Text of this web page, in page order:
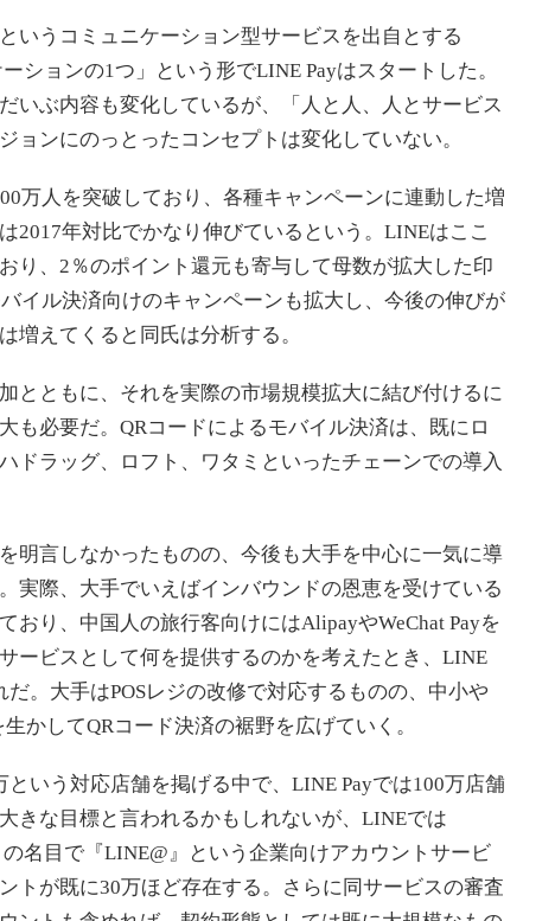
いうコミュニケーション型サービスを出自とする
ションの1つ」という形でLINE Payはスタートした。
いぶ内容も変化しているが、「人と人、人とサービス
ョンにのっとったコンセプトは変化していない。
万人を突破しており、各種キャンペーンに連動した増
2017年対比でかなり伸びているという。LINEはここ
り、2％のポイント還元も寄与して母数が拡大した印
イル決済向けのキャンペーンも拡大し、今後の伸びが
増えてくると同氏は分析する。
とともに、それを実際の市場規模拡大に結び付けるに
も必要だ。QRコードによるモバイル決済は、既にロ
ドラッグ、ロフト、ワタミといったチェーンでの導入
明言しなかったものの、今後も大手を中心に一気に導
実際、大手でいえばインバウンドの恩恵を受けている
おり、中国人の旅行客向けにはAlipayやWeChat Payを
ービスとして何を提供するのかを考えたとき、LINE
。大手はPOSレジの改修で対応するものの、中小や
かしてQRコード決済の裾野を広げていく。
いう対応店舗を掲げる中で、LINE Payでは100万店舗
きな目標と言われるかもしれないが、LINEでは
名目で『LINE@』という企業向けアカウントサービ
トが既に30万ほど存在する。さらに同サービスの審査